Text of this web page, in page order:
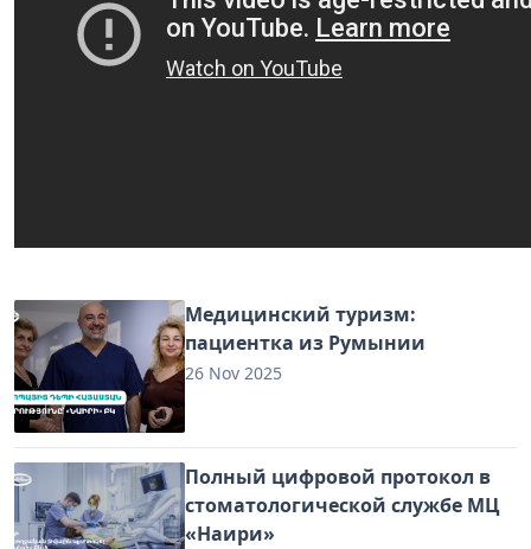
Медицинский туризм:
пациентка из Румынии
26 Nov 2025
Полный цифровой протокол в
стоматологической службе МЦ
«Наири»